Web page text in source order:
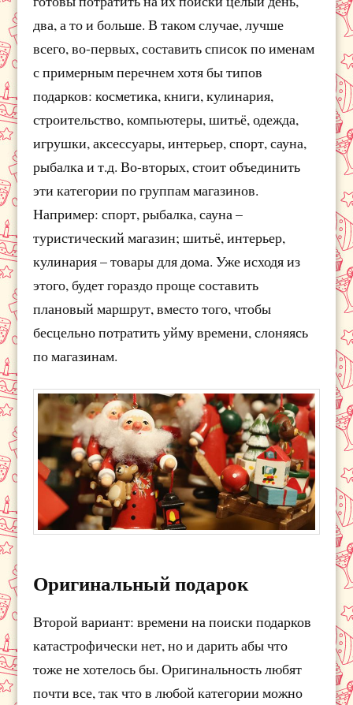
два, а то и больше. В таком случае, лучше
всего, во-первых, составить список по именам
с примерным перечнем хотя бы типов
подарков: косметика, книги, кулинария,
строительство, компьютеры, шитьё, одежда,
игрушки, аксессуары, интерьер, спорт, сауна,
рыбалка и т.д. Во-вторых, стоит объединить
эти категории по группам магазинов.
Например: спорт, рыбалка, сауна –
туристический магазин; шитьё, интерьер,
кулинария – товары для дома. Уже исходя из
этого, будет гораздо проще составить
плановый маршрут, вместо того, чтобы
бесцельно потратить уйму времени, слоняясь
по магазинам.
Оригинальный подарок
Второй вариант: времени на поиски подарков
катастрофически нет, но и дарить абы что
тоже не хотелось бы. Оригинальность любят
почти все, так что в любой категории можно